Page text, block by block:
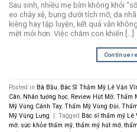
Sau sinh, nhiều mẹ bỉm không khỏi
eo chảy xệ, bụng dưới tích mỡ, da
kiêng hay tập luyện, kết quả vẫn
mệt mỏi hơn. Việc chăm con khiến […]
Continue
Posted in Bà Bầu Bác Sĩ Thẫm Mỹ Lê Văn
Cân Nhân tướng học Review Hút Mỡ Thẩm
Mỹ Vùng Cánh Tay, Thẩm Mỹ Vùng Đùi
Mỹ Vùng Lưng
| Tagged Bác sĩ thẩm mỹ Lê
mỡ sức khỏe thẩm mỹ thẩm mỹ hút mỡ